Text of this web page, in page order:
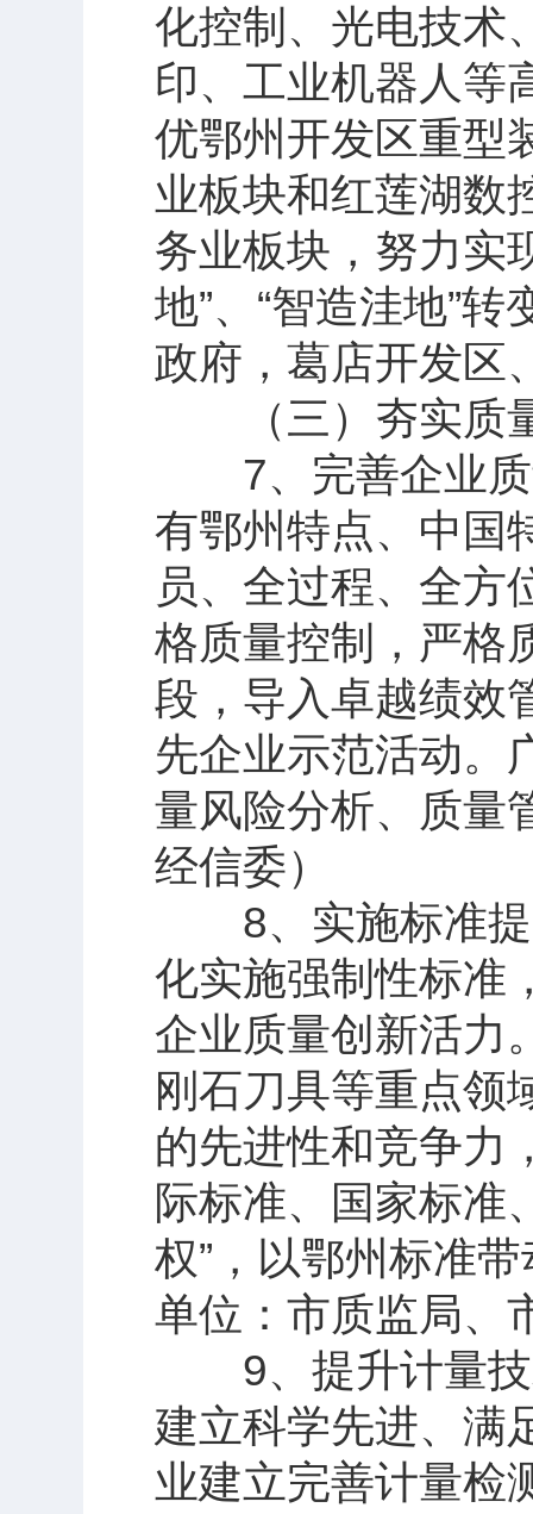
化控制、光电技术
印、工业机器人等
优鄂州开发区重型
业板块和红莲湖数
务业板块，努力实
地”、“智造洼地”
政府，葛店开发区
（三）夯实质
7、完善企业质
有鄂州特点、中国
员、全过程、全方
格质量控制，严格
段，导入卓越绩效
先企业示范活动。
量风险分析、质量
经信委）
8、实施标准提
化实施强制性标准
企业质量创新活力
刚石刀具等重点领
的先进性和竞争力
际标准、国家标准
权”，以鄂州标准
单位：市质监局、
9、提升计量技
建立科学先进、满
业建立完善计量检